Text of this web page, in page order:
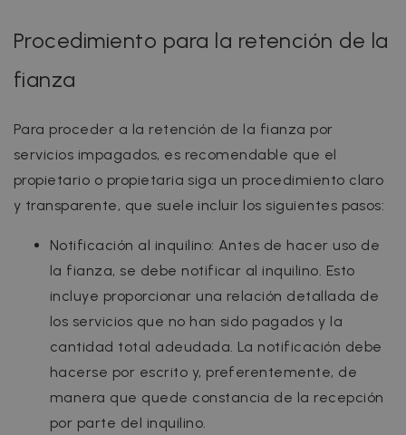
Procedimiento para la retención de la
fianza
Para proceder a la retención de la fianza por
servicios impagados, es recomendable que el
propietario o propietaria siga un procedimiento claro
y transparente, que suele incluir los siguientes pasos:
Notificación al inquilino: Antes de hacer uso de
la fianza, se debe notificar al inquilino. Esto
incluye proporcionar una relación detallada de
los servicios que no han sido pagados y la
cantidad total adeudada. La notificación debe
hacerse por escrito y, preferentemente, de
manera que quede constancia de la recepción
por parte del inquilino.